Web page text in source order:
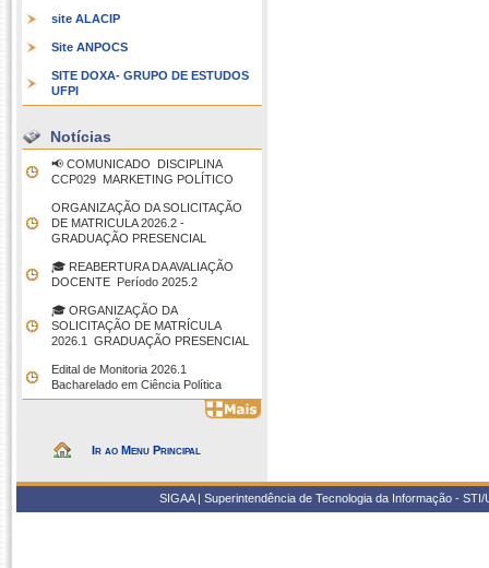
site ALACIP
Site ANPOCS
SITE DOXA- GRUPO DE ESTUDOS
UFPI
Notícias
📢 COMUNICADO  DISCIPLINA
CCP029  MARKETING POLÍTICO
ORGANIZAÇÃO DA SOLICITAÇÃO
DE MATRICULA 2026.2 -
GRADUAÇÃO PRESENCIAL
🎓 REABERTURA DA AVALIAÇÃO
DOCENTE  Período 2025.2
🎓 ORGANIZAÇÃO DA
SOLICITAÇÃO DE MATRÍCULA
2026.1  GRADUAÇÃO PRESENCIAL
Edital de Monitoria 2026.1 
Bacharelado em Ciência Política
Ir ao Menu Principal
SIGAA | Superintendência de Tecnologia da Informação -